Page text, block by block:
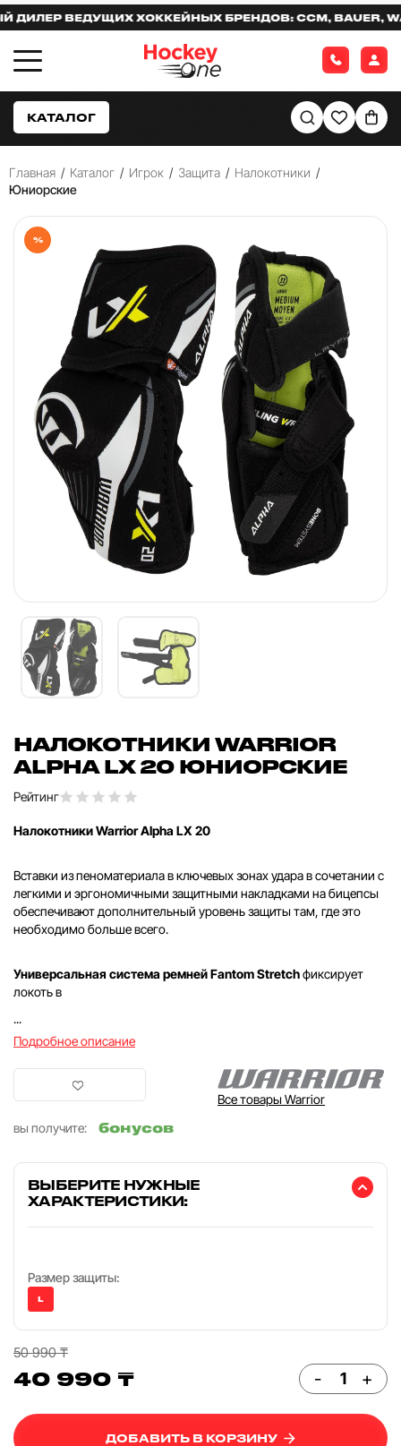
ВЕДУЩИХ ХОККЕЙНЫХ БРЕНДОВ: CCM, BAUER,
КАТАЛОГ
Главная / Каталог / Игрок / Защита / Налокотники /
Юниорские
%
НАЛОКОТНИКИ WARRIOR
ALPHA LX 20 ЮНИОРСКИЕ
Рейтинг
Налокотники Warrior Alpha LX 20
Вставки из пеноматериала в ключевых зонах удара в сочетании с
легкими и эргономичными защитными накладками на бицепсы
обеспечивают дополнительный уровень защиты там, где это
необходимо больше всего.
Универсальная система ремней Fantom Stretchфиксирует
локоть в
...
Подробное описание
Все товары Warrior
вы получите:
бонусов
ВЫБЕРИТЕ НУЖНЫЕ
ХАРАКТЕРИСТИКИ:
Размер защиты:
L
50 990 ₸
40 990 ₸ - +
ДОБАВИТЬ В КОРЗИНУ